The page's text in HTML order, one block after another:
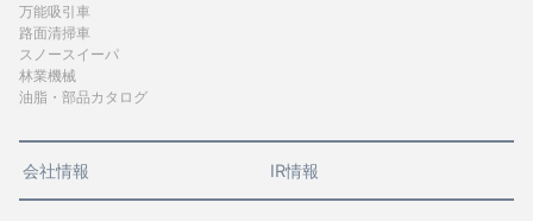
万能吸引車
路面清掃車
スノースイーパ
林業機械
油脂・部品カタログ
会社情報 IR情報